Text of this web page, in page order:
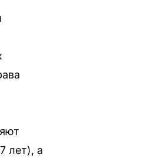
лет), а